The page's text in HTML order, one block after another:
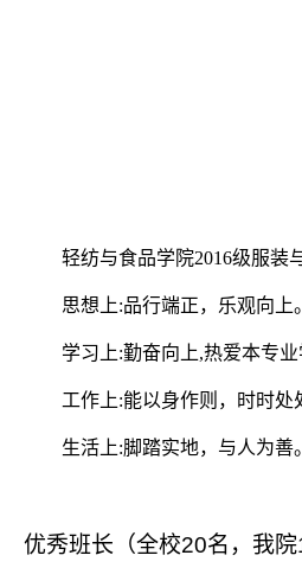
轻纺与食品学院2016级服装
思想上:品行端正，乐观向上。
学习上:勤奋向上,热爱本专业
工作上:能以身作则，时时处
生活上:脚踏实地，与人为善。
优秀班长（全校20名，我院